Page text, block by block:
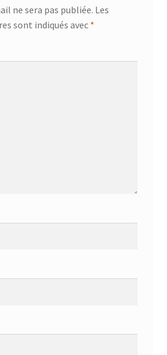
ne sera pas publiée. Les
sont indiqués avec *